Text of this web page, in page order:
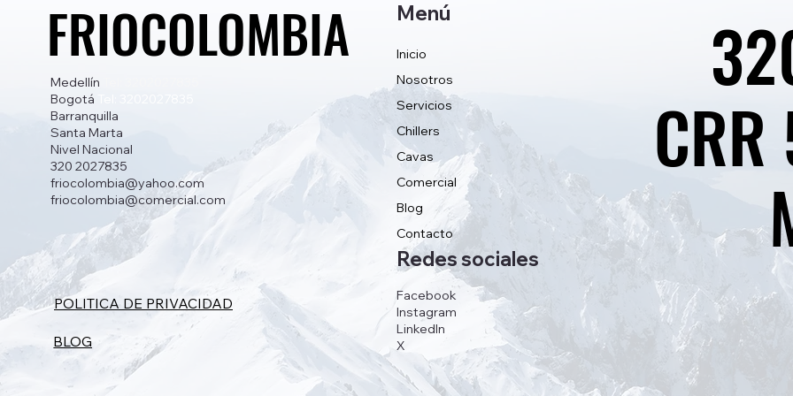
FRIOCOLOMBIA
FRIOCOLOMBIA
Medellín
Bogotá
Barranquilla
Santa Marta
Nivel Nacional
320 2027835
friocolombia@yahoo.com
friocolombia@comercial.com
BLOG
POLITICA DE PRIVACIDAD
Menú
Inicio
Nosotros
Servicios
Chillers
Cavas
Comercial
Blog
Contacto
Redes sociales
Facebook
Instagram
LinkedIn
X